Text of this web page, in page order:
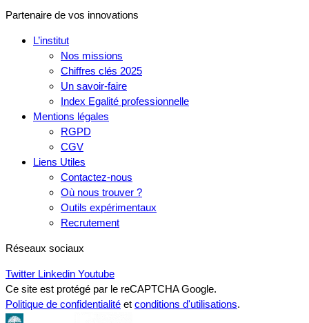
Partenaire de vos innovations
L’institut
Nos missions
Chiffres clés 2025
Un savoir-faire
Index Egalité professionnelle
Mentions légales
RGPD
CGV
Liens Utiles
Contactez-nous
Où nous trouver ?
Outils expérimentaux
Recrutement
Réseaux sociaux
Twitter Linkedin Youtube
Ce site est protégé par le reCAPTCHA Google.
Politique de confidentialité et conditions d'utilisations.